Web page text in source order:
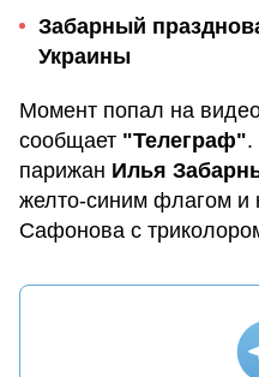
Забарный
Украины
Момент попал на
сообщает "Телеграф".
парижан Илья
желто-синим флагом и
Сафонова с